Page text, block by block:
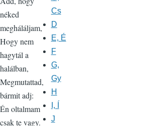
néked
megháláljam,
Hogy nem
hagytál a
halálban,
Megmutattad,
bármit adj:
Én oltalmam
csak te vagy.
Cs
D
E, É
F
G,
Gy
H
I, Í
J